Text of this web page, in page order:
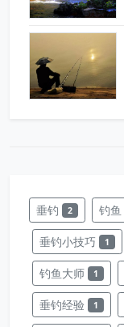
垂钓 2 钓鱼
垂钓小技巧 1
钓鱼大师 1
垂钓经验 1